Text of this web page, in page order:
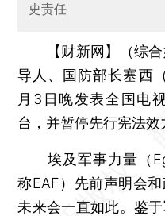
史责任
【财新网】（综
导人、国防部长塞西
月3日晚发表全国电
台，并暂停先行宪法效
埃及军事力量（
称EAF）先前声明会
未来会一直如此。鉴